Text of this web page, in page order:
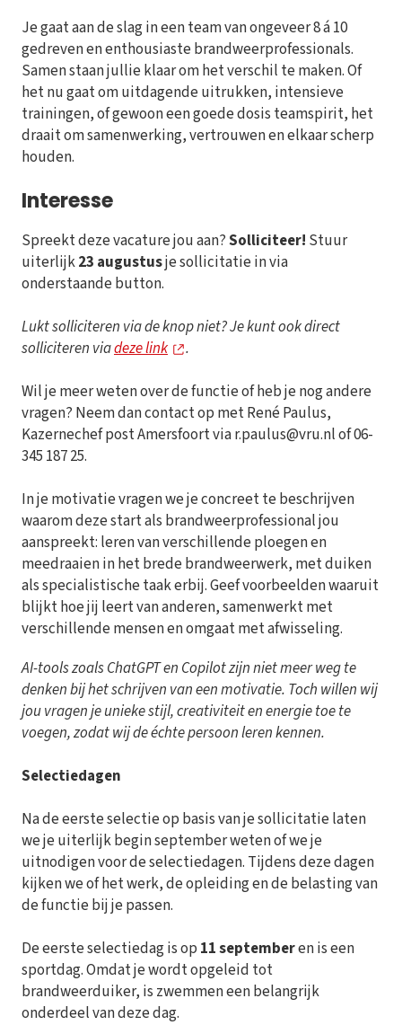
Je gaat aan de slag in een team van ongeveer 8 á 10
gedreven en enthousiaste brandweerprofessionals.
Samen staan jullie klaar om het verschil te maken. Of
het nu gaat om uitdagende uitrukken, intensieve
trainingen, of gewoon een goede dosis teamspirit, het
draait om samenwerking, vertrouwen en elkaar scherp
houden.
Interesse
Spreekt deze vacature jou aan?Solliciteer! Stuur
uiterlijk23 augustusje sollicitatie in via
onderstaande button.
Lukt solliciteren via de knop niet? Je kunt ook direct
solliciteren viadeze link
.
Wil je meer weten over de functie of heb je nog andere
vragen? Neem dan contact op met René Paulus,
Kazernechef post Amersfoort via r.paulus@vru.nl of 06-
345 187 25.
In je motivatie vragen we je concreet te beschrijven
waarom deze start als brandweerprofessional jou
aanspreekt: leren van verschillende ploegen en
meedraaien in het brede brandweerwerk, met duiken
als specialistische taak erbij. Geef voorbeelden waaruit
blijkt hoe jij leert van anderen, samenwerkt met
verschillende mensen en omgaat met afwisseling.
AI-tools zoals ChatGPT en Copilot zijn niet meer weg te
denken bij het schrijven van een motivatie. Toch willen wij
jou vragen je unieke stijl, creativiteit en energie toe te
voegen, zodat wij de échte persoon leren kennen.
Selectiedagen
Na de eerste selectie op basis van je sollicitatie laten
we je uiterlijk begin september weten of we je
uitnodigen voor de selectiedagen. Tijdens deze dagen
kijken we of het werk, de opleiding en de belasting van
de functie bij je passen.
De eerste selectiedag is op 11 septemberen is een
sportdag. Omdat je wordt opgeleid tot
brandweerduiker, is zwemmen een belangrijk
onderdeel van deze dag.